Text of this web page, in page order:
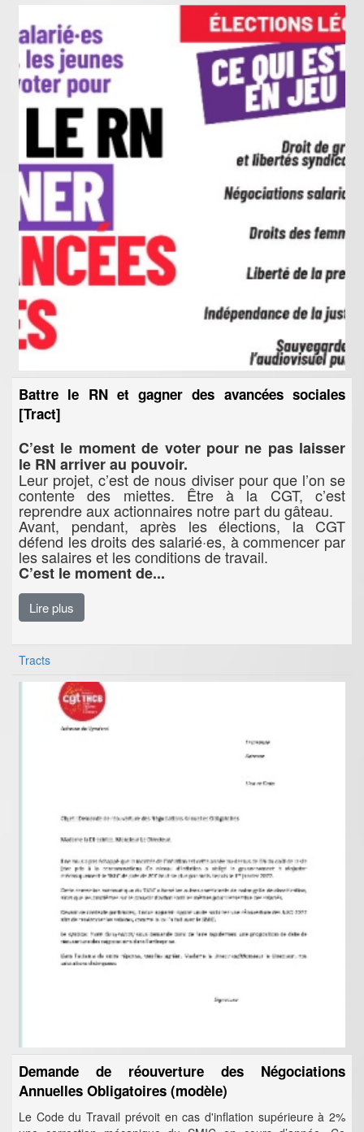
Battre le RN et gagner des avancées sociales
[Tract]
C’est le moment de voter pour ne pas laisser
le RN arriver au pouvoir.
Leur projet, c’est de nous diviser pour que l’on se
contente des miettes. Être à la CGT, c’est
reprendre aux actionnaires notre part du gâteau.
Avant, pendant, après les élections, la CGT
défend les droits des salarié·es, à commencer par
les salaires et les conditions de travail.
C’est le moment de...
Lire plus
Tracts
Demande de réouverture des Négociations
Annuelles Obligatoires (modèle)
Le Code du Travail prévoit en cas d'inflation supérieure à 2%